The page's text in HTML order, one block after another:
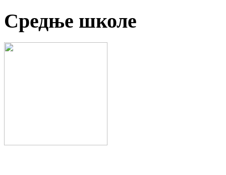
Средње школе